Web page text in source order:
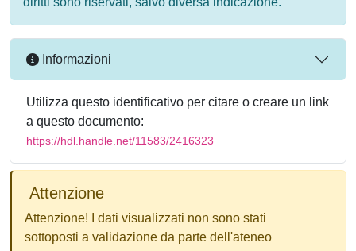
Informazioni
Utilizza questo identificativo per citare o creare un link
a questo documento:
https://hdl.handle.net/11583/2416323
Attenzione
Attenzione! I dati visualizzati non sono stati
sottoposti a validazione da parte dell'ateneo